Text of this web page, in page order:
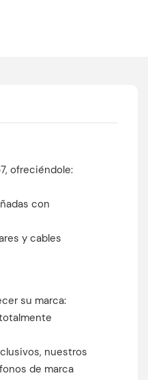
ofreciéndole:
con
y cables
su marca:
nuestros
de marca